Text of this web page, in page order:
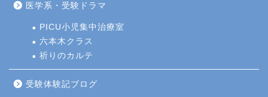
医学系・受験ドラマ
PICU小児集中治療室
六本木クラス
祈りのカルテ
受験体験記ブログ